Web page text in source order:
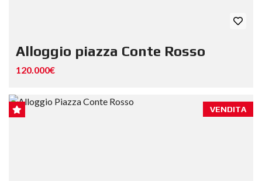
Alloggio piazza Conte Rosso
120.000€
VENDITA